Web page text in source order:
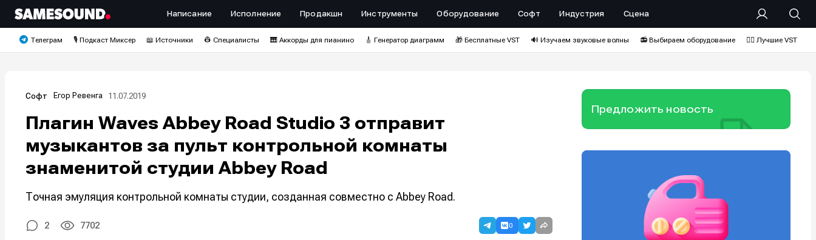
Написание Исполнение Продакшн Инструменты Оборудование Софт Индустрия Сцена
Телеграм 🎙️ Подкаст Миксер 📖 Источники 👷 Специалисты 🎹 Аккорды для пианино 🎸 Генератор диаграмм 🎁 Бесплатные VST 🔊 Изучаем звуковые волны 📻 Выбираем оборудование ❤️‍🔥 Лучшие VST
Софт Егор Ревенга 11.07.2019
Плагин Waves Abbey Road Studio 3 отправит
музыкантов за пульт контрольной комнаты
знаменитой студии Abbey Road
Точная эмуляция контрольной комнаты студии, созданная совместно с Abbey Road.
2 7702 0
Предложить новость